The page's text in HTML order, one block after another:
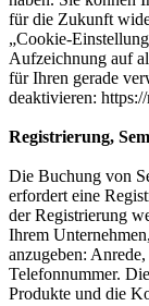
für die Zukunft
„Cookie-
Aufzeichnung auf
für Ihren gerade
deaktivieren:
Registrierung,
Die Buchung von
erfordert eine
der Registrierung
Ihrem
anzugeben:
Telefonnummer.
Produkte und die